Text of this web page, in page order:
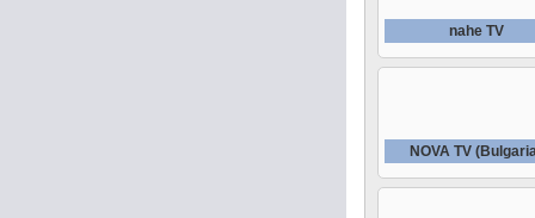
nahe TV
NOVA TV